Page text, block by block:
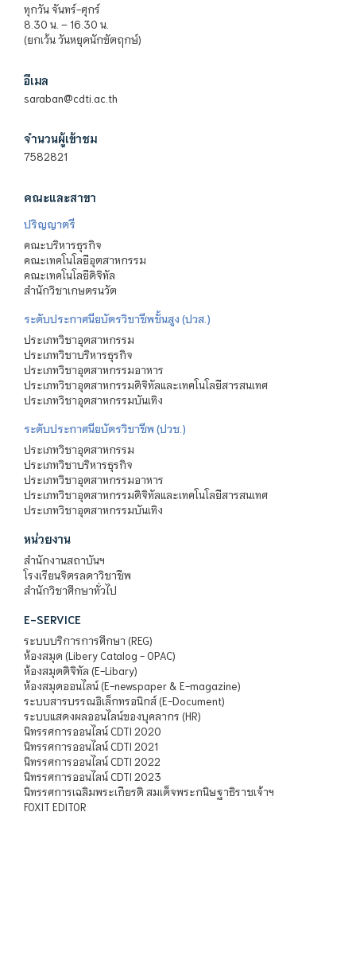
ทุกวัน จันทร์-ศุกร์
8.30 น. – 16.30 น.
(ยกเว้น วันหยุดนักขัตฤกษ์)
อีเมล
saraban@cdti.ac.th
จำนวนผู้เข้าชม
7582821
คณะและสาขา
ปริญญาตรี
คณะบริหารธุรกิจ
คณะเทคโนโลยีอุตสาหกรรม
คณะเทคโนโลยีดิจิทัล
สำนักวิชาเกษตรนวัต
ระดับประกาศนียบัตรวิชาชีพชั้นสูง (ปวส.)
ประเภทวิชาอุตสาหกรรม
ประเภทวิชาบริหารธุรกิจ
ประเภทวิชาอุตสาหกรรมอาหาร
ประเภทวิชาอุตสาหกรรมดิจิทัลและเทคโนโลยีสารสนเทศ
ประเภทวิชาอุตสาหกรรมบันเทิง
ระดับประกาศนียบัตรวิชาชีพ (ปวช.)
ประเภทวิชาอุตสาหกรรม
ประเภทวิชาบริหารธุรกิจ
ประเภทวิชาอุตสาหกรรมอาหาร
ประเภทวิชาอุตสาหกรรมดิจิทัลและเทคโนโลยีสารสนเทศ
ประเภทวิชาอุตสาหกรรมบันเทิง
หน่วยงาน
สำนักงานสถาบันฯ
โรงเรียนจิตรลดาวิชาชีพ
สำนักวิชาศึกษาทั่วไป
E-SERVICE
ระบบบริการการศึกษา (REG)
ห้องสมุด (Libery Catalog - OPAC)
ห้องสมุดดิจิทัล (E-Libary)
ห้องสมุดออนไลน์ (E-newspaper & E-magazine)
ระบบสารบรรณอิเล็กทรอนิกส์ (E-Document)
ระบบแสดงผลออนไลน์ของบุคลากร (HR)
นิทรรศการออนไลน์ CDTI 2020
นิทรรศการออนไลน์ CDTI 2021
นิทรรศการออนไลน์ CDTI 2022
นิทรรศการออนไลน์ CDTI 2023
นิทรรศการเฉลิมพระเกียรติ สมเด็จพระกนิษฐาธิราชเจ้าฯ
FOXIT EDITOR